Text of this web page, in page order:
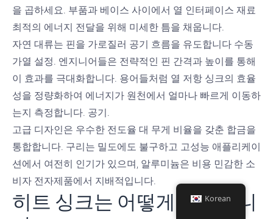
을 곱하세요. 부품과 베이스 사이에서 열 인터페이스 재료
최적의 에너지 전달을 위해 미세한 틈을 채웁니다.
자연 대류는 핀을 가로질러 공기 흐름을 유도합니다 수동
가열 설정. 엔지니어들은 전략적인 핀 간격과 높이를 통해
이 효과를 극대화합니다. 용어들처럼 열 저항 싱크의 효율
성을 정량화하여 에너지가 원천에서 얼마나 빠르게 이동하
는지 측정합니다. 공기 .
고급 디자인은 우수한 전도율 대 무게 비율을 갖춘 합금을
통합합니다. 구리는 밀도에도 불구하고 고성능 애플리케이
션에서 여전히 인기가 있으며, 알루미늄은 비용 민감한 소
비자 전자제품에서 지배적입니다.
히트 싱크는 어떻게 작동합니
Korean